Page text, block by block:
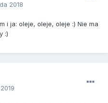
2018
i ja: oleje, oleje, oleje :) Nie ma
:)